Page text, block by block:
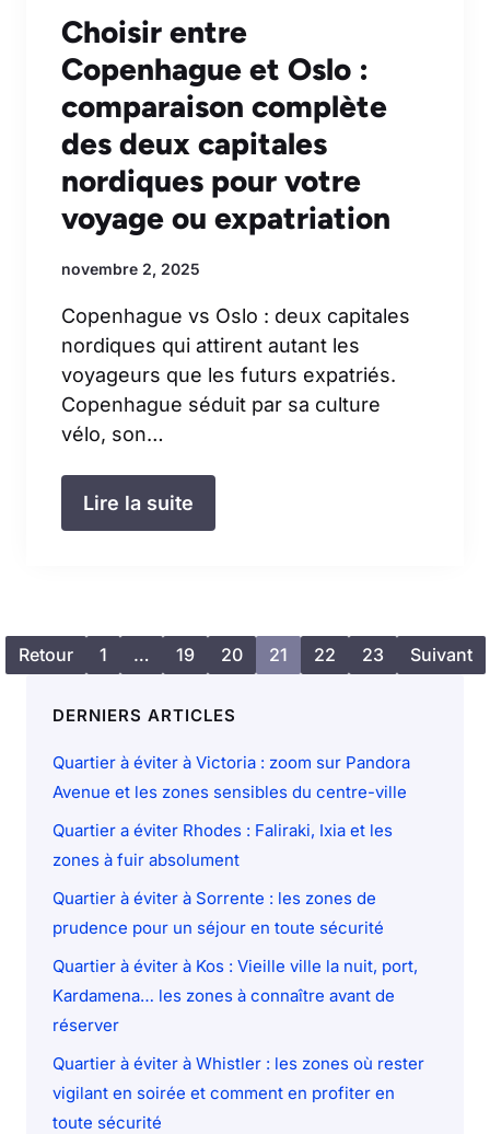
Choisir entre
Copenhague et Oslo :
comparaison complète
des deux capitales
nordiques pour votre
voyage ou expatriation
novembre 2, 2025
Copenhague vs Oslo : deux capitales
nordiques qui attirent autant les
voyageurs que les futurs expatriés.
Copenhague séduit par sa culture
vélo, son…
Lire la suite
Retour 1 … 19 20 21 22 23 Suivant
DERNIERS ARTICLES
Quartier à éviter à Victoria : zoom sur Pandora
Avenue et les zones sensibles du centre-ville
Quartier a éviter Rhodes : Faliraki, Ixia et les
zones à fuir absolument
Quartier à éviter à Sorrente : les zones de
prudence pour un séjour en toute sécurité
Quartier à éviter à Kos : Vieille ville la nuit, port,
Kardamena… les zones à connaître avant de
réserver
Quartier à éviter à Whistler : les zones où rester
vigilant en soirée et comment en profiter en
toute sécurité